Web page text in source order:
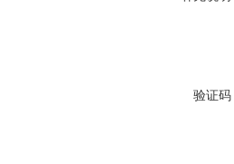
验证码